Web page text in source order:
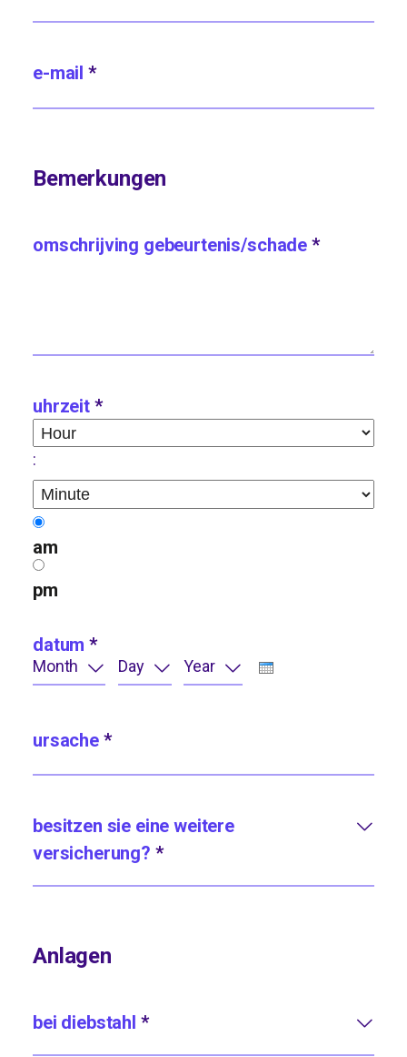
e-mail *
Bemerkungen
omschrijving gebeurtenis/schade *
uhrzeit *
hour
:
minute
am
pm
datum*
month
Month day
Day year
Year
ursache *
besitzen sie eine weitere
versicherung? *
Anlagen
bei diebstahl *